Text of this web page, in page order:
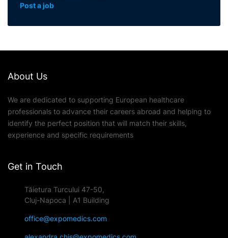
Post a job
About Us
We are dedicated to supporting European healthcare
professionals to advance their careers abroad and helping to
identify the perfect position that will match their skills,
experience and specific requirements
Get in Touch
Tăietura Turcului 47-50,
Cluj-Napoca | A1 Building
office@expomedics.com